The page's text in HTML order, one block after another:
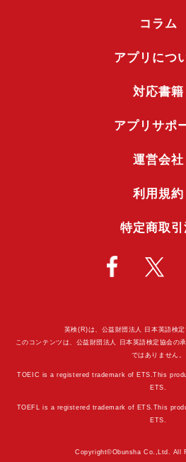
コラム
アプリにつ
対応書籍
アプリサポ
運営会社
利用規約
特定商取
英検(R)は、公益財団法人 日本英語検定
このコンテンツは、公益財団法人 日本英語検定協会の
ではありません。
TOEIC is a registered trademark of ETS.This
ETS.
TOEFL is a registered trademark of ETS.This
ETS.
Copyright©Obunsha Co.,Ltd. All